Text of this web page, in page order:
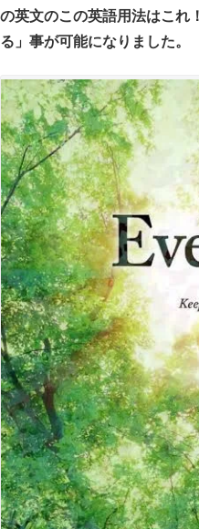
の英文のこの英語用法はこれ
る」事が可能になりました。